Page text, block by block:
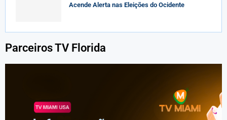
Acende Alerta nas Eleições do Ocidente
Parceiros TV Florida